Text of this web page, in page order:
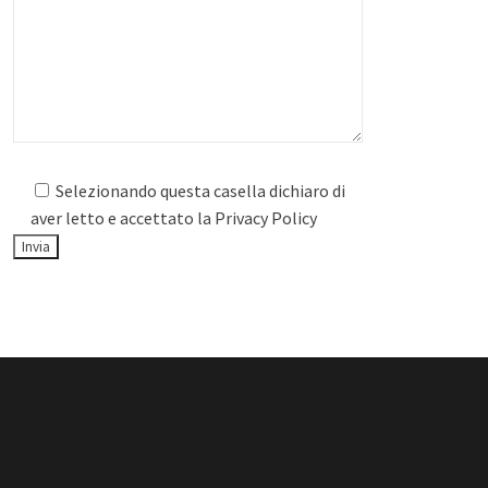
Selezionando questa casella dichiaro di
aver letto e accettato la Privacy Policy